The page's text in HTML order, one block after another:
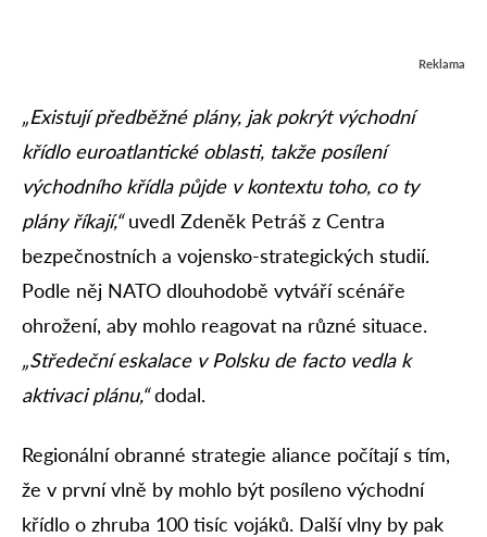
Reklama
„Existují předběžné plány, jak pokrýt východní
křídlo euroatlantické oblasti, takže posílení
východního křídla půjde v kontextu toho, co ty
plány říkají,“uvedl Zdeněk Petráš z Centra
bezpečnostních a vojensko-strategických studií.
Podle něj NATO dlouhodobě vytváří scénáře
ohrožení, aby mohlo reagovat na různé situace.
„Středeční eskalace v Polsku de facto vedla k
aktivaci plánu,“dodal.
Regionální obranné strategie aliance počítají s tím,
že v první vlně by mohlo být posíleno východní
křídlo o zhruba 100 tisíc vojáků. Další vlny by pak